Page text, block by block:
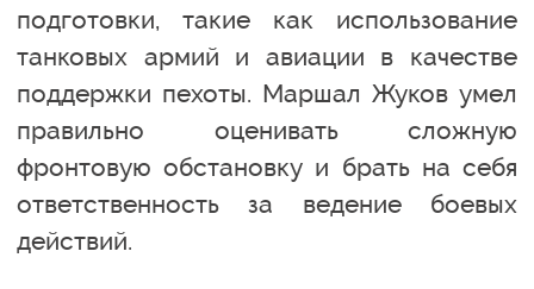
подготовки, такие как использование
танковых армий и авиации в качестве
поддержки пехоты. Маршал Жуков умел
правильно оценивать сложную
фронтовую обстановку и брать на себя
ответственность за ведение боевых
действий.